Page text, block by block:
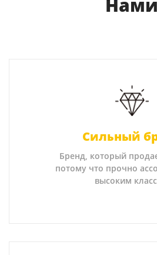
Нами
Сильный
Бренд, который
потому что прочно
высоким